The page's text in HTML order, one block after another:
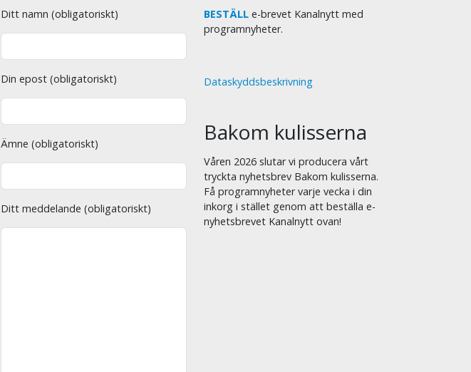
Ditt namn (obligatoriskt)
Din epost (obligatoriskt)
Ämne (obligatoriskt)
Ditt meddelande (obligatoriskt)
BESTÄLL e-brevet Kanalnytt med
programnyheter.
Dataskyddsbeskrivning
Bakom kulisserna
Våren 2026 slutar vi producera vårt
tryckta nyhetsbrev Bakom kulisserna.
Få programnyheter varje vecka i din
inkorg i stället genom att beställa e-
nyhetsbrevet Kanalnytt ovan!